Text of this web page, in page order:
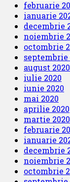
februarie
ianuarie
decembrie
noiembrie
octombrie
septembrie
august 2020
iulie 2020
iunie 2020
mai 2020
aprilie 2020
martie 2020
februarie
ianuarie
decembrie
noiembrie
octombrie